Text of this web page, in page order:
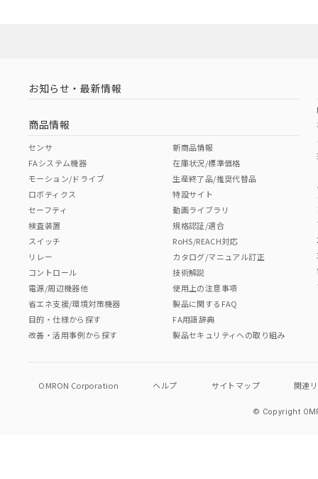
お知らせ・最新情報
商品情報
センサ
FAシステム機器
モーション/ドライブ
ロボティクス
セーフティ
検査装置
スイッチ
リレー
コントロール
電源/周辺機器他
省エネ支援/環境対策機器
目的・仕様から探す
改善・活用事例から探す
新商品情報
在庫状況/標準価格
生産終了品/推奨代替品
特設サイト
動画ライブラリ
規格認証/適合
RoHS/REACH対応
カタログ/マニュアル訂正
技術解説
使用上の注意事項
製品に関するFAQ
FA用語辞典
製品セキュリティへの取り組み
OMRON Corporation ヘルプ サイトマップ 関連
© Copyright